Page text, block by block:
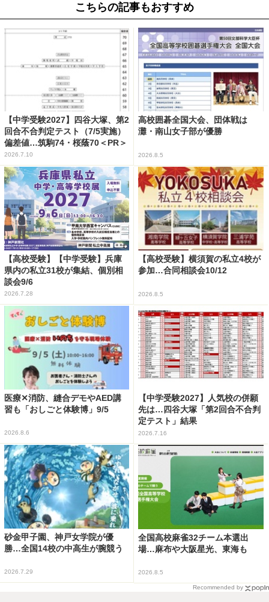
こちらの記事もおすすめ
【中学受験2027】四谷大塚、第2
回合不合判定テスト（7/5実施）
偏差値…筑駒74・桜蔭70＜PR＞
2026.7.10
高校囲碁全国大会、団体戦は
灘・南山女子部が優勝
2026.8.5
【高校受験】【中学受験】兵庫
県内の私立31校が集結、個別相
談会9/6
2026.7.28
【高校受験】横須賀の私立4校が
参加…合同相談会10/12
2026.8.5
医療✕消防、縫合デモやAED講
習も「おしごと体験博」9/5
2026.8.6
【中学受験2027】人気校の併願
先は…四谷大塚「第2回合不合判
定テスト」結果
2026.7.16
砂金甲子園、神戸女学院が優
勝…全国14校の中高生が腕競う
2026.7.29
全国高校麻雀32チーム本選出
場…麻布や大阪星光、東海も
2026.8.5
Recommended by